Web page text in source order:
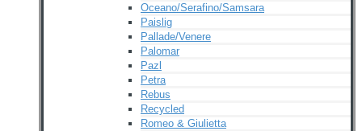
Oceano/Serafino/Samsara
Paislig
Pallade/Venere
Palomar
Pazl
Petra
Rebus
Recycled
Romeo & Giulietta